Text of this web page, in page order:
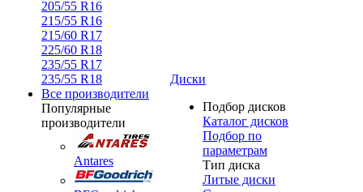
205/55 R16
215/55 R16
215/60 R17
225/60 R18
235/55 R17
235/55 R18
Все производители
Популярные
производители
Antares
Диски
Подбор дисков
Каталог дисков
Подбор по
параметрам
Тип диска
Литые диски